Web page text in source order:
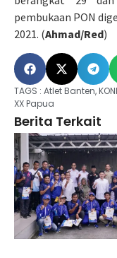
pembukaan PON
2021. (Ahmad/Red)
TAGS : Atlet Banten,
XX Papua
Berita Terkait